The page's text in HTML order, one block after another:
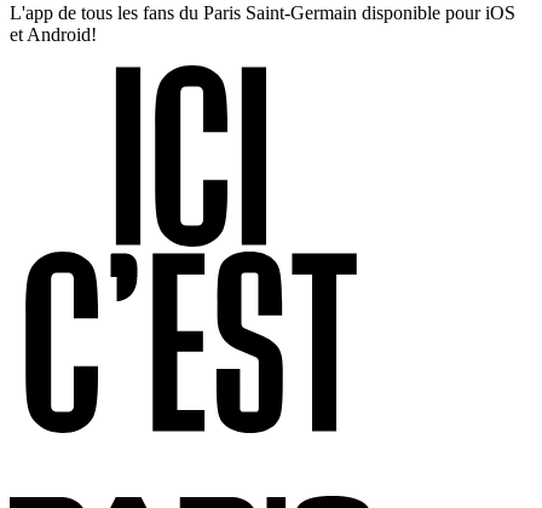
L'app de tous les fans du Paris Saint-Germain disponible pour iOS
et Android!